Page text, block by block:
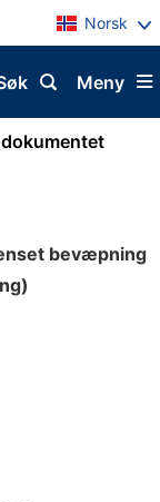
Norsk
Meny
bevæpning